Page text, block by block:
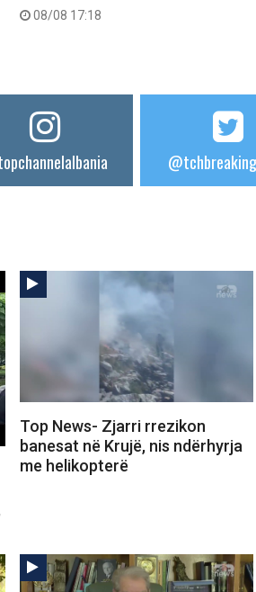
08/08 17:18
Top News- Zjarri rrezikon
banesat në Krujë, nis ndërhyrja
me helikopterë